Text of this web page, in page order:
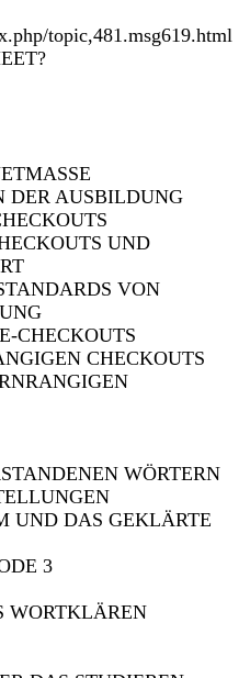
topic,481.msg619.html
DER AUSBILDUNG
UND
VON
CHECKOUTS
CHECKOUTS
WÖRTERN
UND DAS GEKLÄRTE
3
WORTKLÄREN